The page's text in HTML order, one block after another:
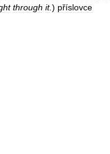
through it.) příslovce